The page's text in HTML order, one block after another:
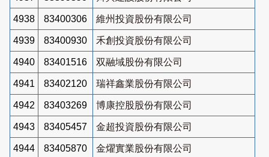
4938 83400306 維州投資股份有限公司
4939 83400930 禾創投資股份有限公司
4940 83401516 双融域股份有限公司
4941 83402120 瑞祥鑫業股份有限公司
4942 83403269 博康控股股份有限公司
4943 83405457 金超投資股份有限公司
4944 83405870 金燿實業股份有限公司